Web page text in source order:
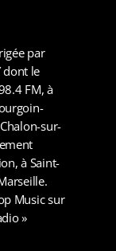
par
dont le
FM, à
sur-
à Saint-
Music sur
»